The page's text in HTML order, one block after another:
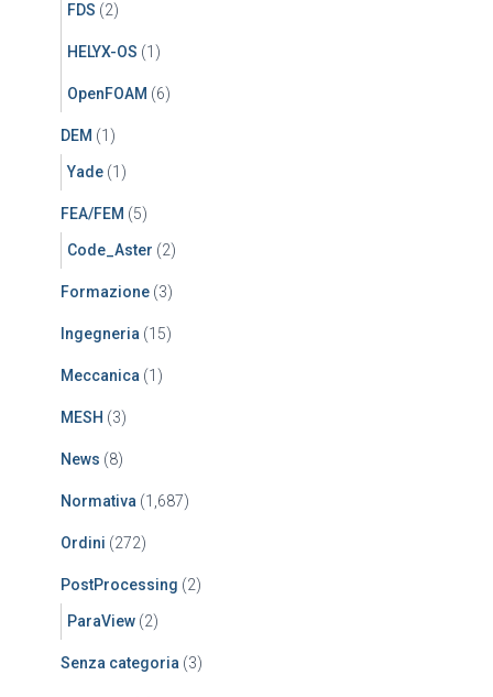
FDS (2)
HELYX-OS (1)
OpenFOAM (6)
DEM (1)
Yade (1)
FEA/FEM (5)
Code_Aster (2)
Formazione (3)
Ingegneria (15)
Meccanica (1)
MESH (3)
News (8)
Normativa (1,687)
Ordini (272)
PostProcessing (2)
ParaView (2)
Senza categoria (3)